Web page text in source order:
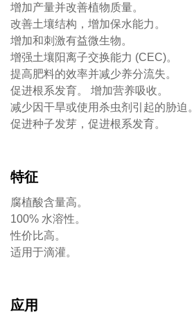
增加产量并改善植物质量。
改善土壤结构，增加保水能力。
增加和刺激有益微生物。
增强土壤阳离子交换能力 (CEC)。
提高肥料的效率并减少养分流失。
促进根系发育。 增加营养吸收。
减少因干旱或使用杀虫剂引起的胁迫。
促进种子发芽，促进根系发育。
特征
腐植酸含量高。
100% 水溶性。
性价比高。
适用于滴灌。
应用